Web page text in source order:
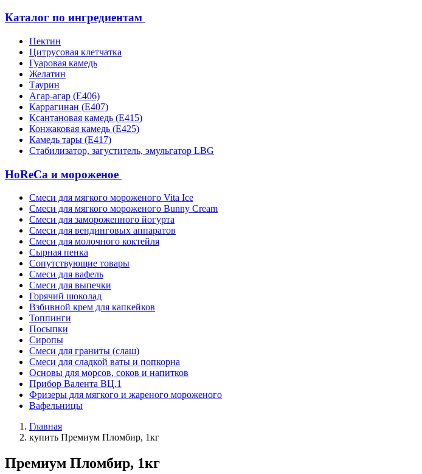
Каталог по ингредиентам
Пектин
Цитрусовая клетчатка
Гуаровая камедь
Желатин
Таурин
Агар-агар (Е406)
Каррагинан (Е407)
Ксантановая камедь (Е415)
Конжаковая камедь (Е425)
Камедь тары (Е417)
Стабилизатор, загуститель, эмульгатор LBG
HoReCa и мороженое
Смеси для мягкого мороженого Vita Ice
Смеси для мягкого мороженого Bunny Cream
Смеси для замороженного йогурта
Смеси для вендинговых аппаратов
Смеси для молочного коктейля
Сырная пенка
Сопутствующие товары
Смеси для вафель
Смеси для выпечки
Горячий шоколад
Взбивной крем для капкейков
Топпинги
Посыпки
Сиропы
Смеси для граниты (слаш)
Смеси для сладкой ваты и попкорна
Основы для морсов, соков и напитков
Прибор Валента ВЦ.1
Фризеры для мягкого и жареного мороженого
Вафельницы
Главная
купить Премиум Пломбир, 1кг
Премиум Пломбир, 1кг